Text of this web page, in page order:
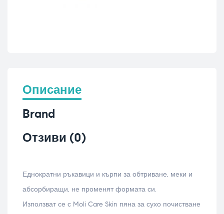
Описание
Brand
Отзиви (0)
Еднократни ръкавици и кърпи за обтриване, меки и
абсорбиращи, не променят формата си.
Използват се с Moli Care Skin пяна за сухо почистване